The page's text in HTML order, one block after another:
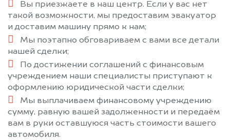
Вы приезжаете в наш центр. Если у вас нет
такой возможности, мы предоставим эвакуатор
и доставим машину прямо к нам;
Мы поэтапно обговариваем с вами все детали
нашей сделки;
По достижении соглашений с финансовым
учреждением наши специалисты приступают к
оформлению юридической части сделки;
Мы выплачиваем финансовому учреждению
сумму, равную вашей задолженности и передаём
вам в руки оставшуюся часть стоимости вашего
автомобиля.